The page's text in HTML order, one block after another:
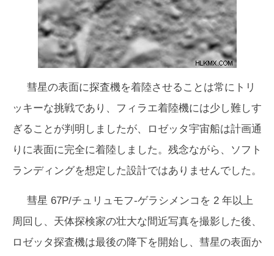
彗星の表面に探査機を着陸させることは常にトリ
ッキーな挑戦であり、フィラエ着陸機には少し難しす
ぎることが判明しましたが、ロゼッタ宇宙船は計画通
りに表面に完全に着陸しました。残念ながら、ソフト
ランディングを想定した設計ではありませんでした。
彗星 67P/チュリュモフ-ゲラシメンコを 2 年以上
周回し、天体探検家の壮大な間近写真を撮影した後、
ロゼッタ探査機は最後の降下を開始し、彗星の表面か